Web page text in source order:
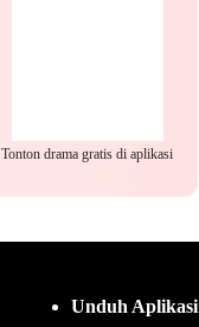
Tonton drama gratis di aplikasi
Unduh Aplikasi